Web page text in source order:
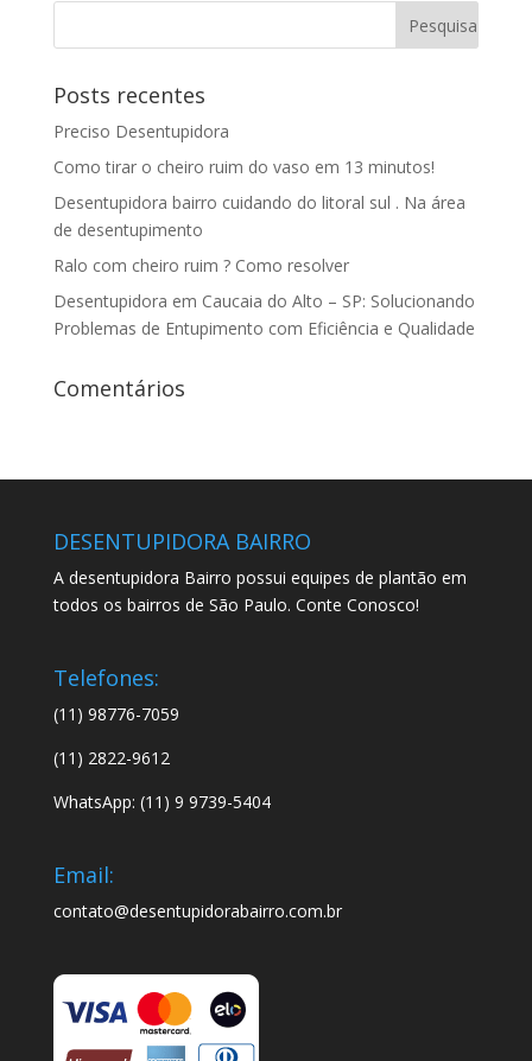
Posts recentes
Preciso Desentupidora
Como tirar o cheiro ruim do vaso em 13 minutos!
Desentupidora bairro cuidando do litoral sul . Na área
de desentupimento
Ralo com cheiro ruim ? Como resolver
Desentupidora em Caucaia do Alto – SP: Solucionando
Problemas de Entupimento com Eficiência e Qualidade
Comentários
DESENTUPIDORA BAIRRO
A desentupidora Bairro possui equipes de plantão em
todos os bairros de São Paulo. Conte Conosco!
Telefones:
(11) 98776-7059
(11) 2822-9612
WhatsApp: (11) 9 9739-5404
Email:
contato@desentupidorabairro.com.br